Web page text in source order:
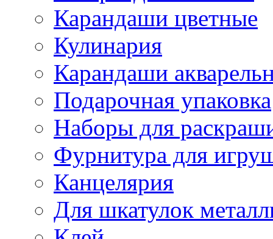
Карандаши цветные
Кулинария
Карандаши
Подарочная упаковка
Наборы для
Фурнитура для
Канцелярия
Для шкатулок